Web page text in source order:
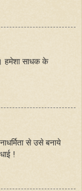
हमेशा साधक के
से उसे बनाये
!